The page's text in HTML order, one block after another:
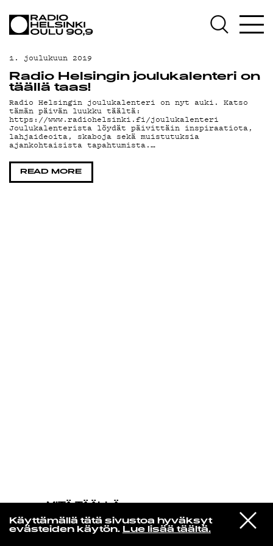
Käyttämällä tätä sivustoa hyväksyt
evästeiden käytön. Lue lisää täältä.
VIESTI
STUDIOON
MITÄ TÄÄLLÄ
Joose Keskitalo
St. Augustine
AJANKOHTAISTA
OHJELMAT
TEKIJÄT
ON-DEMAND
PODCAST
MAINOSTA
YHTEYSTIEDOT
1. joulukuun 2019
Radio Helsingin joulukalenteri on
täällä taas!
Radio Helsingin joulukalenteri on nyt auki. Katso
tämän päivän luukku täältä:
https://www.radiohelsinki.fi/joulukalenteri
Joulukalenterista löydät päivittäin inspiraatiota,
lahjaideoita, skaboja sekä muistutuksia
ajankohtaisista tapahtumista.…
READ MORE